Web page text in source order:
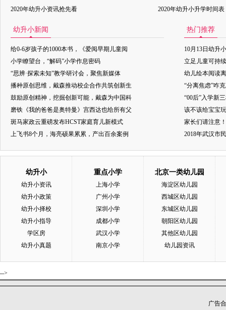
2020年幼升小资讯抢先看 2020年幼升小升学时间表
幼升小新闻
给0-6岁孩子的1000本书，《爱阅早期儿童阅
小学瞭望台，“解码”小学作息密码
“思辨·探索未知”教学研讨会，聚焦新媒体
播种原创思维，戴森推动校企合作共筑创新生
鼓励原创精神，挖掘创新可能，戴森为中国科
磨铁《我的爸爸是奥特曼》宫西达也给所有父
斑马家政云重磅发布HCST家庭育儿新模式
上飞书8个月，海亮硕果累累，产出百余案例
热门推荐
10月13日幼升
立足儿童可持
幼儿绘本阅读
“分离焦虑”咋
“00后”入学新
该不该给宝宝
家长们请注意
2018年武汉市
幼升小
幼升小资讯
幼升小政策
幼升小择校
幼升小指导
学区房
幼升小真题
重点小学
上海小学
广州小学
深圳小学
成都小学
武汉小学
南京小学
北京一类幼儿园
海淀区幼儿园
西城区幼儿园
东城区幼儿园
朝阳区幼儿园
其他区幼儿园
幼儿园资讯
-->
广告